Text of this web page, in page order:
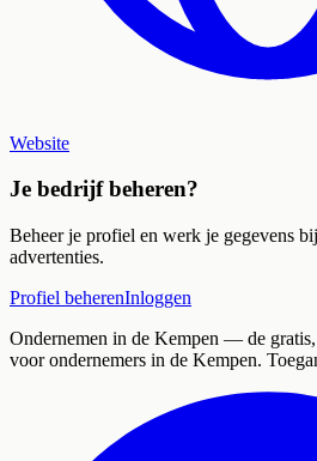
Website
Je bedrijf beheren?
Beheer je profiel en werk je gegevens
advertenties.
Profiel beherenInloggen
Ondernemen in de Kempen — de
voor ondernemers in de Kempen.